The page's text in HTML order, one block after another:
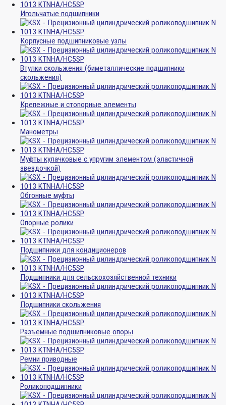
Игольчатые подшипники
Корпусные подшипниковые узлы
Втулки скольжения (биметаллические подшипники
скольжения)
Крепежные и стопорные элементы
Манометры
Муфты кулачковые с упругим элементом (эластичной
звездочкой)
Обгонные муфты
Опорные ролики
Подшипники для кондиционеров
Подшипники для сельскохозяйственной техники
Подшипники скольжения
Разъемные подшипниковые опоры
Ремни приводные
Роликоподшипники